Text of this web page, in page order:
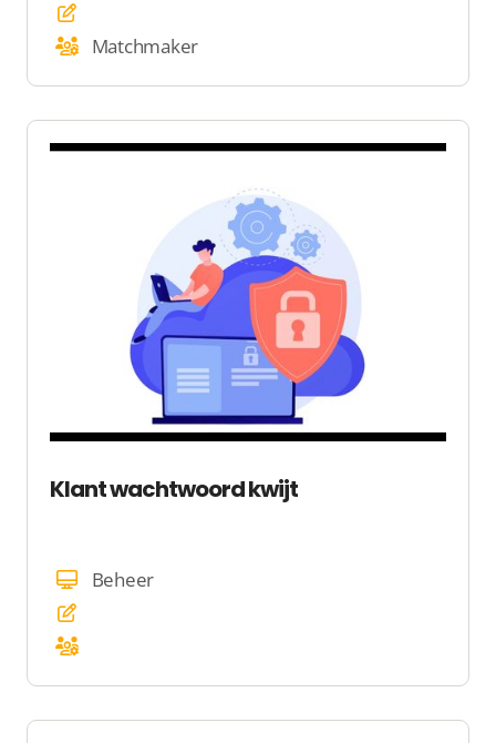
Matchmaker
Klant wachtwoord kwijt
Beheer